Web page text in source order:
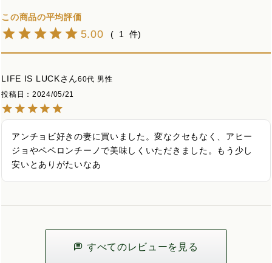
5.00 1
LIFE IS LUCK 60代 男性
投稿日
2024/05/21
アンチョビ好きの妻に買いました。変なクセもなく、アヒー
ジョやペペロンチーノで美味しくいただきました。もう少し
安いとありがたいなあ
すべてのレビューを見る